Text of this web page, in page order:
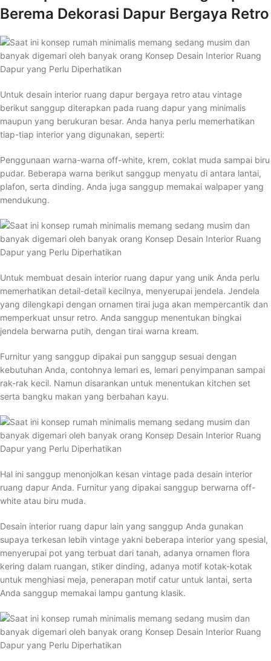
Berema Dekorasi Dapur Bergaya Retro
Untuk desain interior ruang dapur bergaya retro atau vintage
berikut sanggup diterapkan pada ruang dapur yang minimalis
maupun yang berukuran besar. Anda hanya perlu memerhatikan
tiap-tiap interior yang digunakan, seperti:
Penggunaan warna-warna off-white, krem, coklat muda sampai biru
pudar. Beberapa warna berikut sanggup menyatu di antara lantai,
plafon, serta dinding. Anda juga sanggup memakai walpaper yang
mendukung.
Untuk membuat desain interior ruang dapur yang unik Anda perlu
memerhatikan detail-detail kecilnya, menyerupai jendela. Jendela
yang dilengkapi dengan ornamen tirai juga akan mempercantik dan
memperkuat unsur retro. Anda sanggup menentukan bingkai
jendela berwarna putih, dengan tirai warna kream.
Furnitur yang sanggup dipakai pun sanggup sesuai dengan
kebutuhan Anda, contohnya lemari es, lemari penyimpanan sampai
rak-rak kecil. Namun disarankan untuk menentukan kitchen set
serta bangku makan yang berbahan kayu.
Hal ini sanggup menonjolkan kesan vintage pada desain interior
ruang dapur Anda. Furnitur yang dipakai sanggup berwarna off-
white atau biru muda.
Desain interior ruang dapur lain yang sanggup Anda gunakan
supaya terkesan lebih vintage yakni beberapa interior yang spesial,
menyerupai pot yang terbuat dari tanah, adanya ornamen flora
kering dalam ruangan, stiker dinding, adanya motif kotak-kotak
untuk menghiasi meja, penerapan motif catur untuk lantai, serta
Anda sanggup memakai lampu gantung klasik.